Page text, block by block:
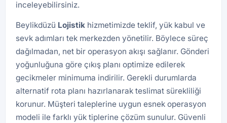
inceleyebilirsiniz.
Beylikdüzü Lojistik hizmetimizde teklif, yük kabul ve
sevk adımları tek merkezden yönetilir. Böylece süreç
dağılmadan, net bir operasyon akışı sağlanır. Gönderi
yoğunluğuna göre çıkış planı optimize edilerek
gecikmeler minimuma indirilir. Gerekli durumlarda
alternatif rota planı hazırlanarak teslimat sürekliliği
korunur. Müşteri taleplerine uygun esnek operasyon
modeli ile farklı yük tiplerine çözüm sunulur. Güvenli